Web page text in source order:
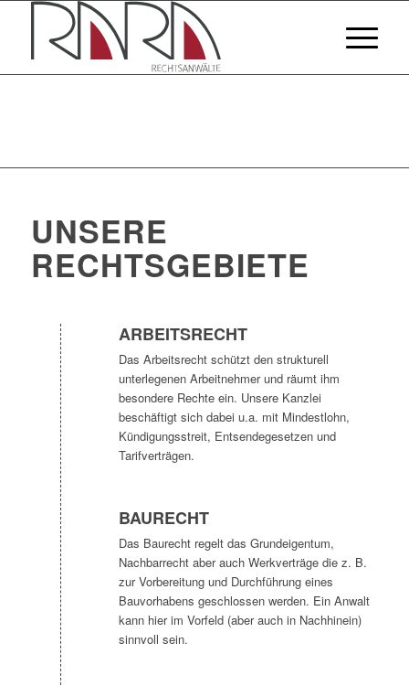
UNSERE
RECHTSGEBIETE
ARBEITSRECHT
Das Arbeitsrecht schützt den strukturell
unterlegenen Arbeitnehmer und räumt ihm
besondere Rechte ein. Unsere Kanzlei
beschäftigt sich dabei u.a. mit Mindestlohn,
Kündigungsstreit, Entsendegesetzen und
Tarifverträgen.
BAURECHT
Das Baurecht regelt das Grundeigentum,
Nachbarrecht aber auch Werkverträge die z. B.
zur Vorbereitung und Durchführung eines
Bauvorhabens geschlossen werden. Ein Anwalt
kann hier im Vorfeld (aber auch in Nachhinein)
sinnvoll sein.